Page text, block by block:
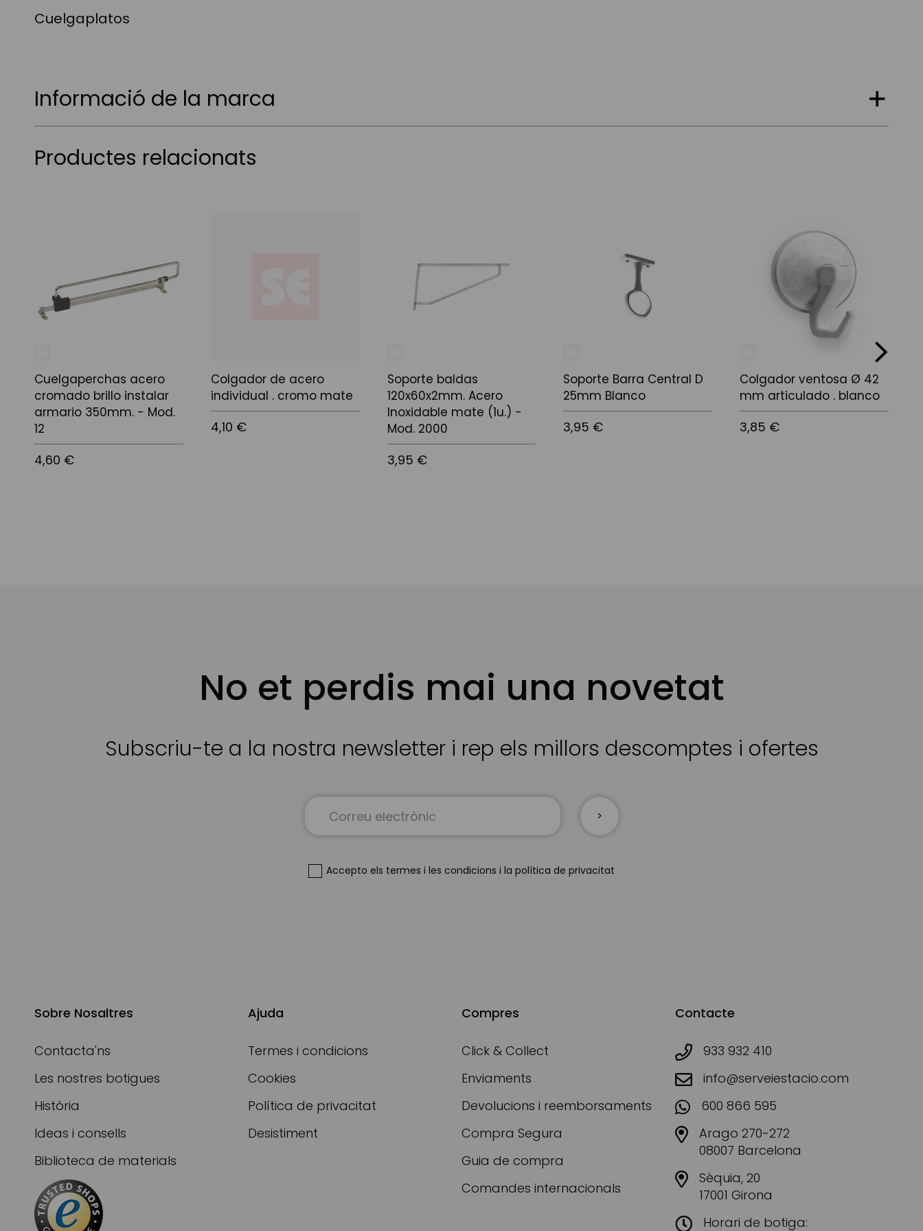
Cuelgaplatos
Informació de la marca
Productes relacionats
Cuelgaperchas acero
cromado brillo instalar
armario 350mm. - Mod.
12
4,60 €
Colgador de acero
individual . cromo mate
4,10 €
Soporte baldas
120x60x2mm. Acero
Inoxidable mate (1u.) -
Mod. 2000
3,95 €
Soporte Barra Central D
25mm Blanco
3,95 €
Colgador ventosa Ø 42
mm articulado . blanco
3,85 €
No et perdis mai una novetat
Subscriu-te a la nostra newsletter i rep els millors descomptes i ofertes
Up
Accepto els termes i les condicions i la política de privacitat
Sobre Nosaltres
Contacta'ns
Les nostres botigues
Història
Ideas i consells
Biblioteca de materials
Ajuda
Termes i condicions
Cookies
Política de privacitat
Desistiment
Compres
Click & Collect
Enviaments
Devolucions i reemborsaments
Compra Segura
Guia de compra
Comandes internacionals
Contacte
933 932 410
info@serveiestacio.com
600 866 595
Arago 270-272
08007 Barcelona
Sèquia, 20
17001 Girona
Horari de botiga: